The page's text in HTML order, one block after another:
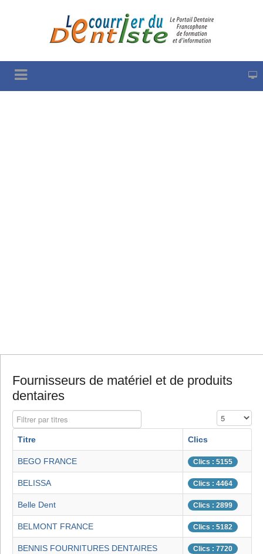
Fournisseurs de matériel et de produits
dentaires
Filtrer par titres Affichage #
Titre Clics
BEGO FRANCE Clics : 5155
BELISSA Clics : 4464
Belle Dent Clics : 2899
BELMONT FRANCE Clics : 5182
BENNIS FOURNITURES DENTAIRES Clics : 7720